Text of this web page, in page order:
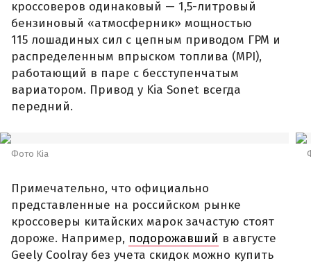
кроссоверов одинаковый — 1,5-литровый
бензиновый «атмосферник» мощностью
115 лошадиных сил с цепным приводом ГРМ и
распределенным впрыском топлива (MPI),
работающий в паре с бесступенчатым
вариатором. Привод у Kia Sonet всегда
передний.
Фото Kia
Примечательно, что официально
представленные на российском рынке
кроссоверы китайских марок зачастую стоят
дороже. Например, подорожавший в августе
Geely Coolray без учета скидок можно купить